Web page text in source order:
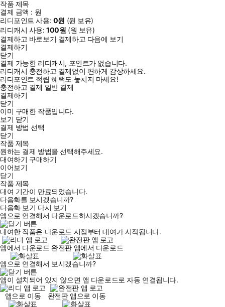
작품 제목
결제 금액 : 원
리디포인트 사용: 0원 (원 보유)
리디캐시 사용:100원 (원 보유)
결제하고 바로보기 결제하고 다음에 보기
결제하기
닫기
결제 가능한 리디캐시, 포인트가 없습니다.
리디캐시 충전하고 결제없이 편하게 감상하세요.
리디포인트 적립 혜택도 놓치지 마세요!
충전하고 결제 일반 결제
결제하기
닫기
이미 구매한 작품입니다.
보기 닫기
결제 방법 선택
닫기
작품 제목
원하는 결제 방법을 선택해주세요.
대여하기 구매하기
이어보기
닫기
작품 제목
대여 기간이 만료되었습니다.
다음화를 보시겠습니까?
다음화 보기 다시 보기
앱으로 연결해서 다운로드하시겠습니까?
대여한 작품은 다운로드 시점부터 대여가 시작됩니다.
앱에서 다운로드 완전판 앱에서 다운로드
앱으로 연결해서 보시겠습니까?
앱이 설치되어 있지 않으면 앱 다운로드로 자동 연결됩니다.
앱으로 이동
완전판 앱으로 이동